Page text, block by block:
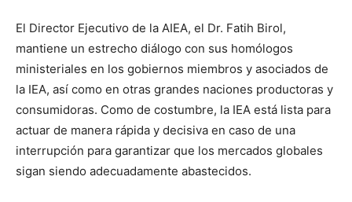
El Director Ejecutivo de la AIEA, el Dr. Fatih Birol,
mantiene un estrecho diálogo con sus homólogos
ministeriales en los gobiernos miembros y asociados de
la IEA, así como en otras grandes naciones productoras y
consumidoras. Como de costumbre, la IEA está lista para
actuar de manera rápida y decisiva en caso de una
interrupción para garantizar que los mercados globales
sigan siendo adecuadamente abastecidos.